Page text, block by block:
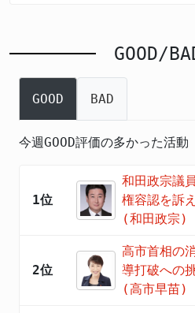
GOOD/
GOOD BAD
今週GOOD評価の多かった活動
1位
和田政宗議
権容認を訴
(和田政宗)
2位
高市首相の
導打破への
(高市早苗)